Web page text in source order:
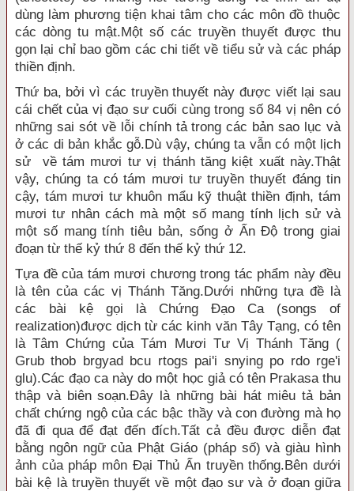
dùng làm phương tiện khai tâm cho các môn đồ thuộc
các dòng tu mật.Một số các truyền thuyết được thu
gọn lại chỉ bao gồm các chi tiết về tiểu sử và các pháp
thiền định.
Thứ ba, bởi vì các truyền thuyết này được viết lại sau
cái chết của vị đạo sư cuối cùng trong số 84 vị nên có
những sai sót về lỗi chính tả trong các bản sao lục và
ở các di bản khắc gỗ.Dù vậy, chúng ta vẫn có một lịch
sử về tám mươi tư vị thánh tăng kiệt xuất này.Thật
vậy, chúng ta có tám mươi tư truyền thuyết đáng tin
cậy, tám mươi tư khuôn mẩu kỹ thuật thiền định, tám
mươi tư nhân cách mà một số mang tính lịch sử và
một số mang tính tiêu bản, sống ở Ấn Ðộ trong giai
đoạn từ thế kỷ thứ 8 đến thế kỷ thứ 12.
Tựa đề của tám mươi chương trong tác phẩm này đều
là tên của các vị Thánh Tăng.Dưới những tựa đề là
các bài kệ gọi là Chứng Ðạo Ca (songs of
realization)được dịch từ các kinh văn Tây Tạng, có tên
là Tâm Chứng của Tám Mươi Tư Vị Thánh Tăng (
Grub thob brgyad bcu rtogs pai'i snying po rdo rge'i
glu).Các đạo ca này do một học giả có tên Prakasa thu
thập và biên soạn.Ðây là những bài hát miêu tả bản
chất chứng ngộ của các bậc thầy và con đường mà họ
đã đi qua để đạt đến đích.Tất cả đều được diễn đạt
bằng ngôn ngữ của Phật Giáo (pháp số) và giàu hình
ảnh của pháp môn Ðại Thủ Ấn truyền thống.Bên dưới
bài kệ là truyền thuyết về một đạo sư và ở đoạn giữa